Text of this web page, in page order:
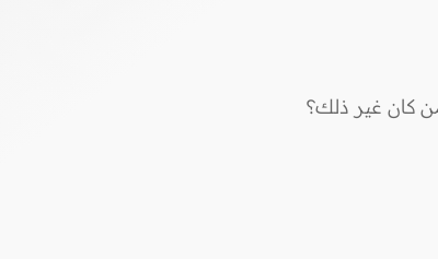
كان غير ذلك؟